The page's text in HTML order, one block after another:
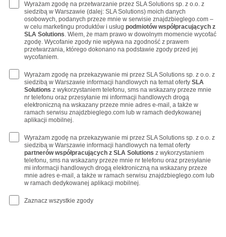
Wyrażam zgodę na przetwarzanie przez SLA Solutions sp. z o.o. z
siedzibą w Warszawie (dalej: SLA Solutions) moich danych
osobowych, podanych przeze mnie w serwisie znajdzbieglego.com –
w celu marketingu produktów i usług podmiotów współpracujących z
SLA Solutions. Wiem, że mam prawo w dowolnym momencie wycofać
zgodę. Wycofanie zgody nie wpływa na zgodność z prawem
przetwarzania, którego dokonano na podstawie zgody przed jej
wycofaniem.
Wyrażam zgodę na przekazywanie mi przez SLA Solutions sp. z o.o. z
siedzibą w Warszawie informacji handlowych na temat oferty SLA
Solutions z wykorzystaniem telefonu, sms na wskazany przeze mnie
nr telefonu oraz przesyłanie mi informacji handlowych drogą
elektroniczną na wskazany przeze mnie adres e-mail, a także w
ramach serwisu znajdzbieglego.com lub w ramach dedykowanej
aplikacji mobilnej.
Wyrażam zgodę na przekazywanie mi przez SLA Solutions sp. z o.o. z
siedzibą w Warszawie informacji handlowych na temat oferty
partnerów współpracujących z SLA Solutions z wykorzystaniem
telefonu, sms na wskazany przeze mnie nr telefonu oraz przesyłanie
mi informacji handlowych drogą elektroniczną na wskazany przeze
mnie adres e-mail, a także w ramach serwisu znajdzbieglego.com lub
w ramach dedykowanej aplikacji mobilnej.
Zaznacz wszystkie zgody